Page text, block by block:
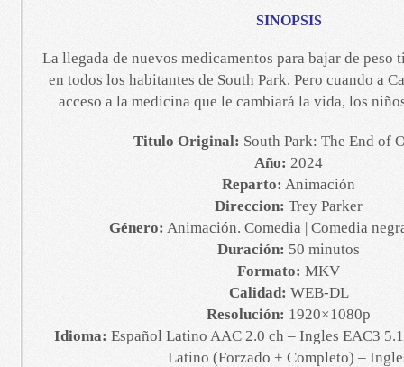
SINOPSIS
La llegada de nuevos medicamentos para bajar de peso
en todos los habitantes de South Park. Pero cuando a
acceso a la medicina que le cambiará la vida, los
Titulo Original: South Park: The End of
Año: 2024
Reparto: Animación
Direccion: Trey Parker
Género: Animación. Comedia | Comedia
Duración: 50 minutos
Formato: MKV
Calidad: WEB-DL
Resolución: 1920×1080p
Idioma: Español Latino AAC 2.0 ch – Ingles EAC3
Latino (Forzado + Completo) –